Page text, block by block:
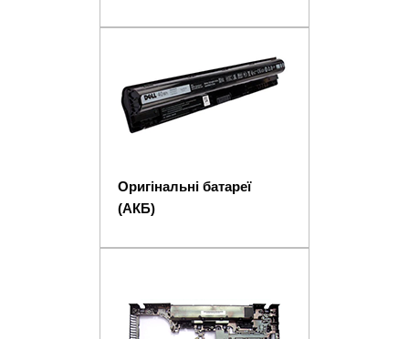
Оригінальні батареї
(АКБ)